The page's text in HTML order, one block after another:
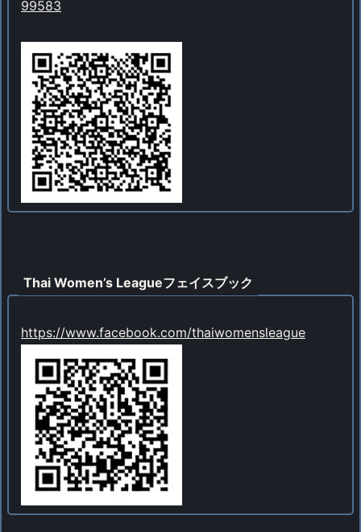
99583
Thai Women’s Leagueフェイスブック
https://www.facebook.com/thaiwomensleague